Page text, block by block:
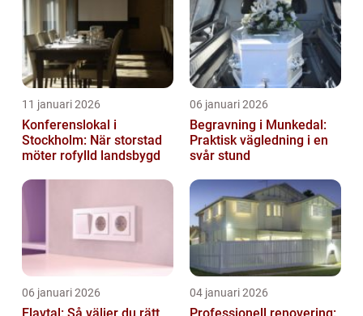
11 januari 2026
Konferenslokal i
Stockholm: När storstad
möter rofylld landsbygd
06 januari 2026
Begravning i Munkedal:
Praktisk vägledning i en
svår stund
06 januari 2026
Elavtal: Så väljer du rätt
04 januari 2026
Professionell renovering: